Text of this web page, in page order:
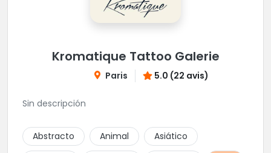
Kromatique Tattoo Galerie
Paris 5.0 (22 avis)
Sin descripción
Abstracto Animal
Asiático